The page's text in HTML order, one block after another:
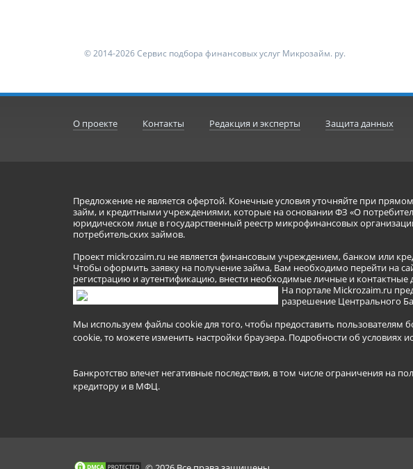
© 2014-2026 Сервис подбора финансовых услуг Микрозайм. ру.
О проекте Контакты Редакция и эксперты Защита данных
Предложение не является офертой. Конечные условия уточняйте при
займ, и кредитными учреждениями, которые на основании ФЗ «О
юридическом лице в государственный реестр микрофинансовых
потребительских займов.
Проект mickrozaim.ru не является финансовым учреждением, банком или
Чтобы оформить заявку на получение займа, Вам необходимо перейти на
регистрацию и аутентификацию, внести необходимые личные и контактные
На портале Mickrozaim.ru
разрешение Центрального
Мы используем файлы cookie для того, чтобы предоставить
cookie, то можете изменить настройки браузера. Подробности об условиях
Банкротство влечет негативные последствия, в том числе ограничения на
кредитору и в МФЦ.